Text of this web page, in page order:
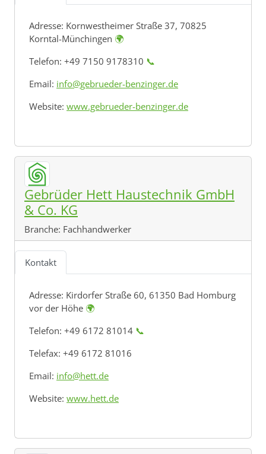
Adresse: Kornwestheimer Straße 37, 70825
Korntal-Münchingen 🌍
Telefon: +49 7150 9178310 📞
Email: info@gebrueder-benzinger.de
Website: www.gebrueder-benzinger.de
Gebrüder Hett Haustechnik GmbH
& Co. KG
Branche: Fachhandwerker
Kontakt
Adresse: Kirdorfer Straße 60, 61350 Bad Homburg
vor der Höhe 🌍
Telefon: +49 6172 81014 📞
Telefax: +49 6172 81016
Email: info@hett.de
Website: www.hett.de